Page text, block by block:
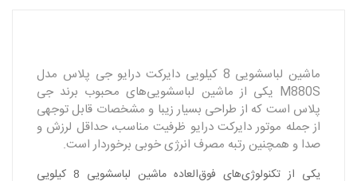
ماشین لباسشویی 8 کیلویی دایرکت درایو جی پلاس مدل
M880S یکی از ماشین لباسشویی‌های محبوب برند جی‌
پلاس است که از طراحی بسیار زیبا و مشخصات قابل توجهی
از جمله موتور دایرکت درایو ظرفیت مناسب، حداقل لرزش و
صدا و‌ همچنین رتبه مصرف انرژی خوبی برخوردار است.
یکی از تکنولوژی‌های فوق‌العاده ماشین لباسشویی 8 کیلویی